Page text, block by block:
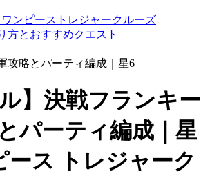
ワンピーストレジャークルーズ
方とおすすめクエスト
攻略とパーティ編成｜星6
ル】決戦フランキー
パーティ編成｜星
ース トレジャーク